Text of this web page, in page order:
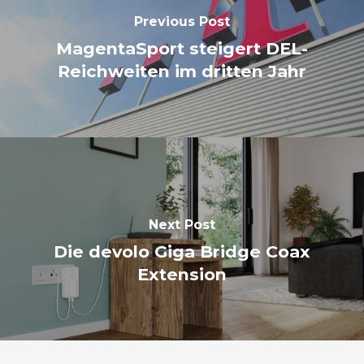
Previous Post
MagentaSport steigert DEL-
Reichweiten im dritten Jahr
Next Post
Die devolo Giga Bridge Coax
Extension